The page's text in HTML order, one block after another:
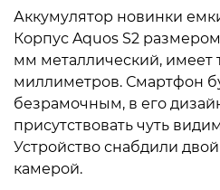
Аккумулятор новинки
Корпус Aquos S2 размером
мм металлический, имеет
миллиметров. Смартфон
безрамочным, в его
присутствовать чуть
Устройство снабдили
камерой.